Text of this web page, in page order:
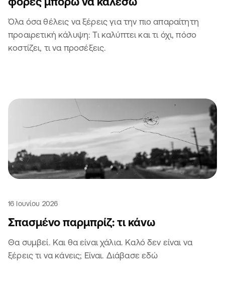
Όλα όσα θέλεις να ξέρεις για την πιο απαραίτητη
προαιρετική κάλυψη: Τι καλύπτει και τι όχι, πόσο
κοστίζει, τι να προσέξεις.
16 Ιουνίου 2026
Σπασμένο παρμπρίζ: τι κάνω
Θα συμβεί. Και θα είναι χάλια. Καλό δεν είναι να
ξέρεις τι να κάνεις; Είναι. Διάβασε εδώ